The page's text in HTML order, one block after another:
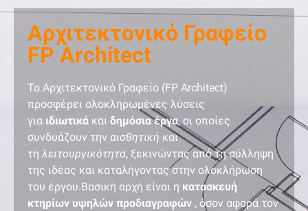
Αρχιτεκτονικό Γραφείο
FP Architect
Το Αρχιτεκτονικό Γραφείο (FP Architect)
προσφέρει ολοκληρωμένες λύσεις
για ιδιωτικά και δημόσια έργα, οι οποίες
συνδυάζουν την αισθητική και
τηλειτουργικότητα, ξεκινώντας από τη σύλληψη
της ιδέας και καταλήγοντας στην ολοκλήρωση
του έργου.Βασική αρχή είναι η κατασκευή
κτηρίων υψηλών προδιαγραφών , όσον αφορά τον